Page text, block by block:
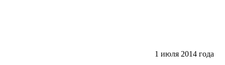
1 июля 2014 года